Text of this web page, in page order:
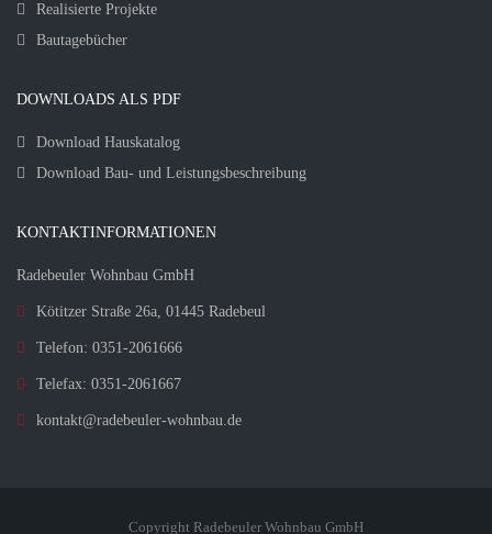
Realisierte Projekte
Bautagebücher
DOWNLOADS ALS PDF
Download Hauskatalog
Download Bau- und Leistungsbeschreibung
KONTAKTINFORMATIONEN
Radebeuler Wohnbau GmbH
Kötitzer Straße 26a, 01445 Radebeul
Telefon: 0351-2061666
Telefax: 0351-2061667
kontakt@radebeuler-wohnbau.de
Copyright Radebeuler Wohnbau GmbH